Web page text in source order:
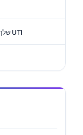
תוכנית מעשית אם ה-PSA שלך גבוה לאחר UTI